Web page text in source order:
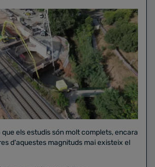
que els estudis són molt complets, encara
d'aquestes magnituds mai existeix el